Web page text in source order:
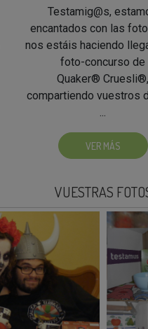
Testamig@s,
encantados con las
nos estáis haciendo
foto-concurso de
Quaker® Cruesli®,
compartiendo vuestros
...
VER MÁS
VUESTRAS